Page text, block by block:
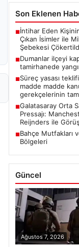
Son Eklenen
■İntihar Eden
Çıkan İsimler ile
Şebekesi
■Dumanlar ilçeyi
tamirhanede
■Süreç yasası
madde madde
gerekçelerinin
■Galatasaray Orta
Pressajı:
Reijnders ile
■Bahçe Mutfakları
Bölgeleri
Güncel
Ağustos 7, 2026